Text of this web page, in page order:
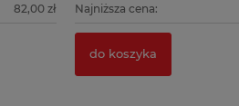
82,00 zł Najniższa cena:
do koszyka